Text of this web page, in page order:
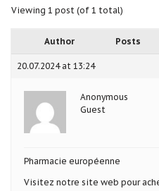
Viewing 1 post (of 1 total)
Author Posts
20.07.2024 at 13:24
Anonymous
Guest
Pharmacie européenne
Visitez notre site web pour